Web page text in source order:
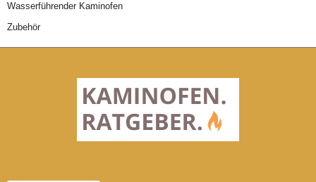
Wasserführender Kaminofen
Zubehör